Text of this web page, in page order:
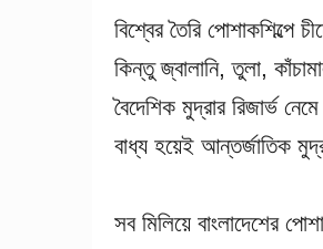
বিশ্বের তৈরি
কিন্তু জ্বালানি, তুলা,
বৈদেশিক মুদ্রার রিজার্ভ
বাধ্য হয়েই আন্তর্জাতিক
সব মিলিয়ে বাংলাদেশের